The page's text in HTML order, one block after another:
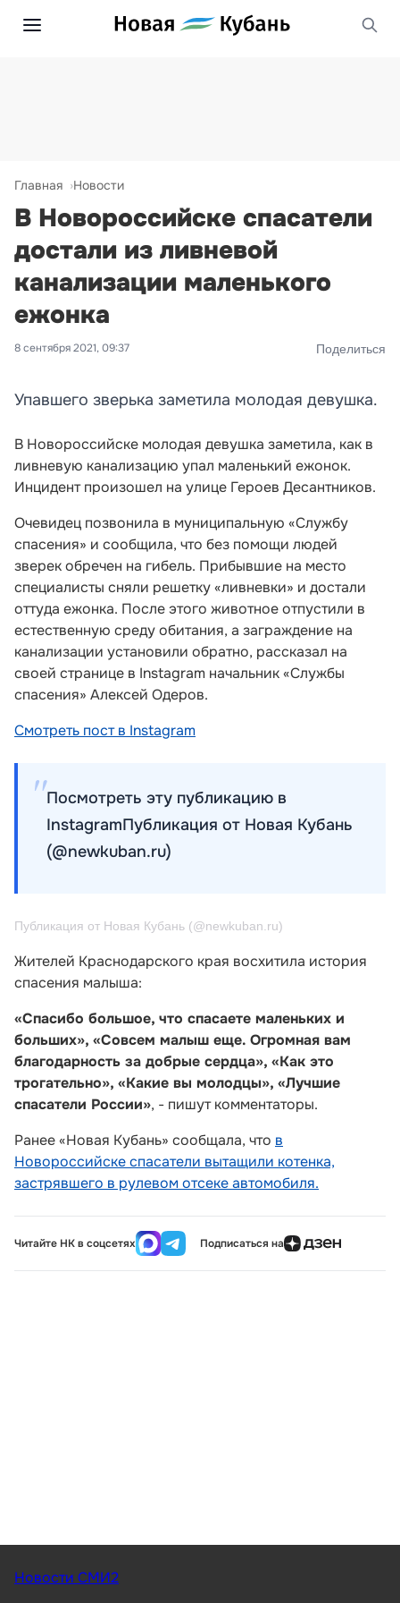
Главная Новости
В Новороссийске спасатели
достали из ливневой
канализации маленького
ежонка
8 сентября 2021, 09:37 Поделиться
Упавшего зверька заметила молодая девушка.
В Новороссийске молодая девушка заметила, как в
ливневую канализацию упал маленький ежонок.
Инцидент произошел на улице Героев Десантников.
Очевидец позвонила в муниципальную «Службу
спасения» и сообщила, что без помощи людей
зверек обречен на гибель. Прибывшие на место
специалисты сняли решетку «ливневки» и достали
оттуда ежонка. После этого животное отпустили в
естественную среду обитания, а заграждение на
канализации установили обратно, рассказал на
своей странице в Instagram начальник «Службы
спасения» Алексей Одеров.
Смотреть пост в Instagram
Посмотреть эту публикацию в
InstagramПубликация от Новая Кубань
(@newkuban.ru)
Публикация от Новая Кубань (@newkuban.ru)
Жителей Краснодарского края восхитила история
спасения малыша:
«Спасибо большое, что спасаете маленьких и
больших», «Совсем малыш еще. Огромная вам
благодарность за добрые сердца», «Как это
трогательно», «Какие вы молодцы», «Лучшие
спасатели России», - пишут комментаторы.
Ранее «Новая Кубань» сообщала, что в
Новороссийске спасатели вытащили котенка,
застрявшего в рулевом отсеке автомобиля.
Читайте НК в соцсетях Подписаться на
Новости СМИ2